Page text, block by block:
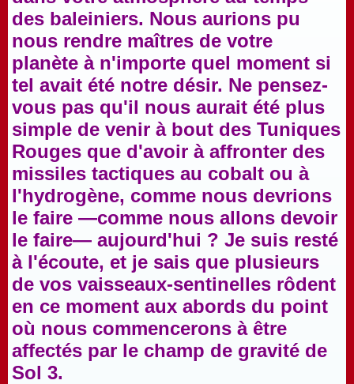
des baleiniers. Nous aurions pu
nous rendre maîtres de votre
planète à n'importe quel moment si
tel avait été notre désir. Ne pensez-
vous pas qu'il nous aurait été plus
simple de venir à bout des Tuniques
Rouges que d'avoir à affronter des
missiles tactiques au cobalt ou à
l'hydrogène, comme nous devrions
le faire —comme nous allons devoir
le faire— aujourd'hui ? Je suis resté
à l'écoute, et je sais que plusieurs
de vos vaisseaux-sentinelles rôdent
en ce moment aux abords du point
où nous commencerons à être
affectés par le champ de gravité de
Sol 3.